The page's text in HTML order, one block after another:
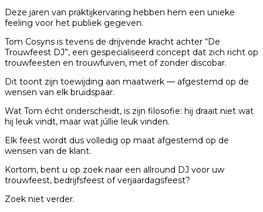
Deze jaren van praktijkervaring hebben hem een unieke
feeling voor het publiek gegeven.
Tom Cosyns is tevens de drijvende kracht achter “De
Trouwfeest DJ”, een gespecialiseerd concept dat zich richt op
trouwfeesten en trouwfuiven, met of zonder discobar.
Dit toont zijn toewijding aan maatwerk — afgestemd op de
wensen van elk bruidspaar.
Wat Tom écht onderscheidt, is zijn filosofie: hij draait niet wat
hij leuk vindt, maar wat júllie leuk vinden.
Elk feest wordt dus volledig op maat afgestemd op de
wensen van de klant.
Kortom, bent u op zoek naar een allround DJ voor uw
trouwfeest, bedrijfsfeest of verjaardagsfeest?
Zoek niet verder.